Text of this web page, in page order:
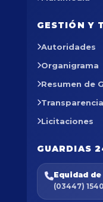
GESTIÓN Y
Autoridades
Organigrama
Resumen de
Transparencia
Licitaciones
GUARDIAS
Equidad
(03447)